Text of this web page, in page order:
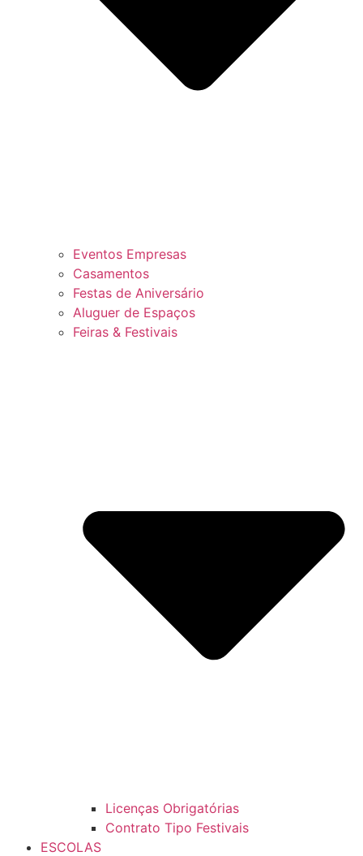
Eventos Empresas
Casamentos
Festas de Aniversário
Aluguer de Espaços
Feiras & Festivais
Licenças Obrigatórias
Contrato Tipo Festivais
ESCOLAS